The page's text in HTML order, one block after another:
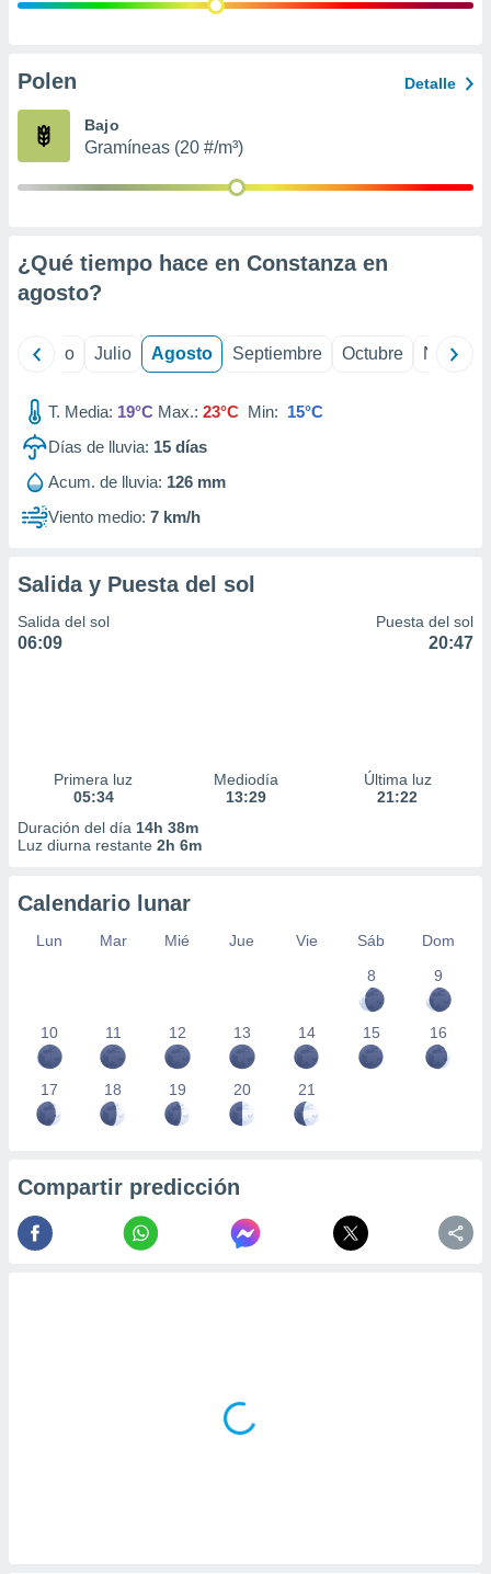
publicidad
de
Polen Detalle
Bajo
Gramíneas (20 #/m³)
¿Qué tiempo hace en Constanza en
agosto?
Junio Julio Agosto Septiembre Octubre
T. Media: 19°C Max.: 23°C Min: 15°C
Días de lluvia: 15 días
Acum. de lluvia: 126 mm
Viento medio: 7 km/h
Salida y Puesta del sol
Salida del sol
06:09
Puesta del sol
20:47
Primera luz
05:34
Mediodía
13:29
Última luz
21:22
Duración del día 14h 38m
Luz diurna restante 2h 6m
Calendario lunar
Lun Mar Mié Jue Vie Sáb
Dom
8
9
10 11 12 13 14 15 16
17 18 19 20 21
Compartir predicción